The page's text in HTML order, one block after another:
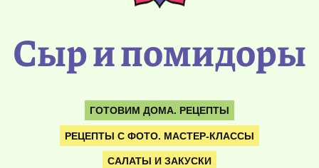
Сыр и помидоры
ГОТОВИМ ДОМА. РЕЦЕПТЫ
РЕЦЕПТЫ С ФОТО. МАСТЕР-КЛАССЫ
САЛАТЫ И ЗАКУСКИ